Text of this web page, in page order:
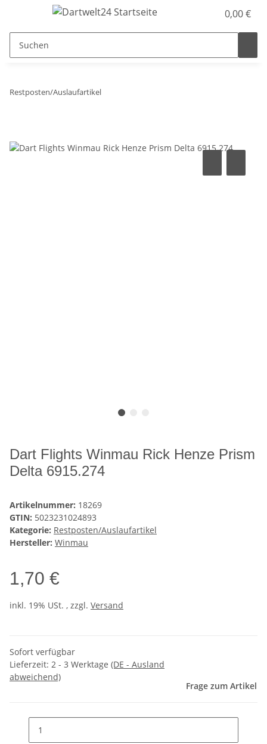
0,00 €
Restposten/Auslaufartikel
Dart Flights Winmau Rick Henze Prism
Delta 6915.274
Artikelnummer: 18269
GTIN: 5023231024893
Kategorie: Restposten/Auslaufartikel
Hersteller: Winmau
1,70 €
inkl. 19% USt. , zzgl. Versand
Sofort verfügbar
Lieferzeit: 2 - 3 Werktage (DE - Ausland
abweichend)
Frage zum Artikel